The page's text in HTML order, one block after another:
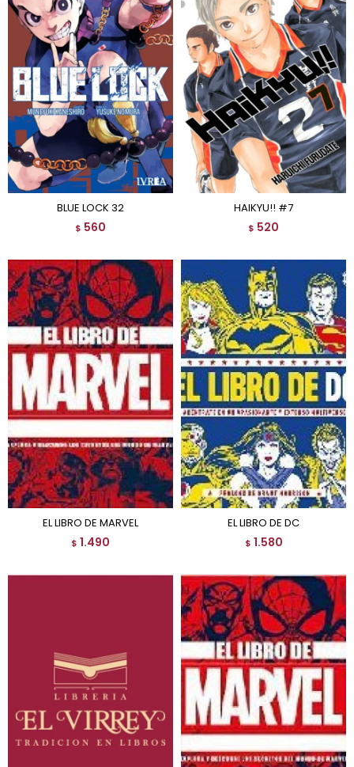
BLUE LOCK 32
$ 560
HAIKYU!! #7
$ 520
EL LIBRO DE MARVEL
$ 1.490
EL LIBRO DE DC
$ 1.580